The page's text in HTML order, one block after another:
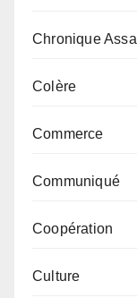
Chronique
Colère
Commerce
Communiqué
Coopération
Culture